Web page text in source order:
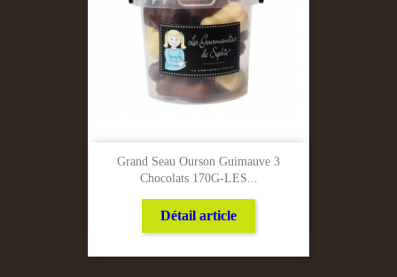
Grand Seau Ourson Guimauve 3
Chocolats 170G-LES...
Détail article